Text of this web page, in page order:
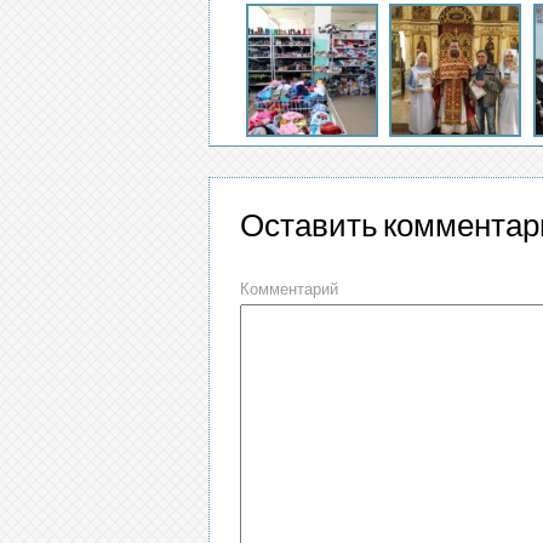
Оставить
Комментарий